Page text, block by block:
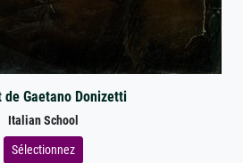
de Gaetano Donizetti
Italian School
Sélectionnez